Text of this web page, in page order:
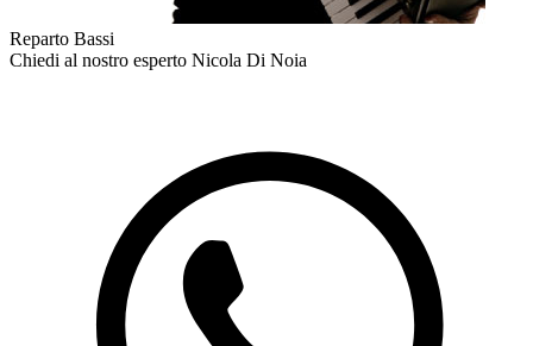
Reparto Bassi
Chiedi al nostro esperto Nicola Di Noia